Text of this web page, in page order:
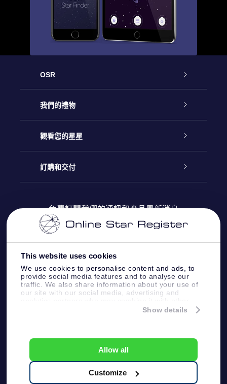
This website uses cookies
We use cookies to personalise content and ads, to
provide social media features and to analyse our
traffic. We also share information about your use of
our site with our social media, advertising and
information that you’ve provided to them or that
Show details
Allow all
Customize
OSR
客戶服務
聯繫我們
博客
評論
我們的禮物
Online Star禮物
OSR禮物包
OSR 禮物卡
公司禮品
觀看您的星星
星星注册
個性化的Star Page
One Million Stars
OSR Starsaver
訂購和交付
付款資訊
配送信息
退貨政策
免費訂閱我們的通訊和產品最新消息
客戶服務:help@osr.org
KVK: 60333553, VAT: NL 8538.62.722B01
One Million Stars